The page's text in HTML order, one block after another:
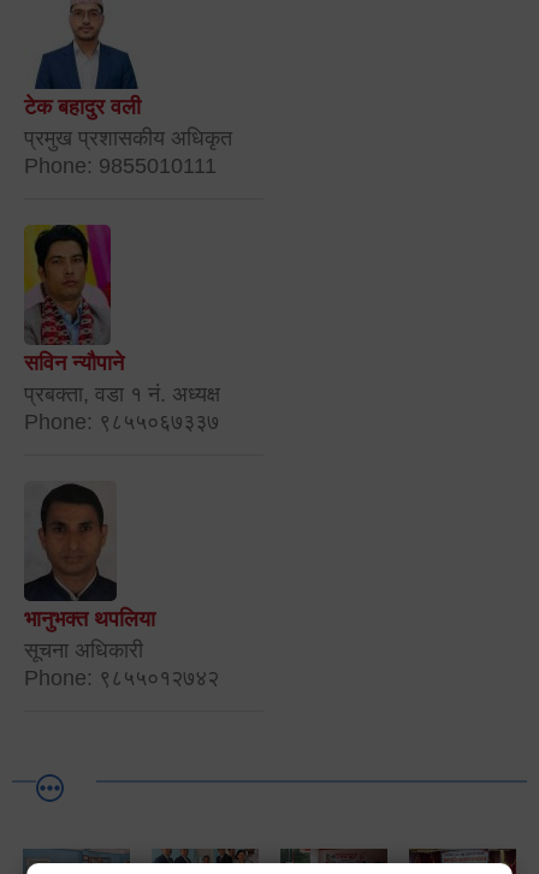
टेक बहादुर वली
प्रमुख प्रशासकीय अधिकृत
Phone: 9855010111
सविन न्यौपाने
प्रबक्ता, वडा १ नं. अध्यक्ष
Phone: ९८५५०६७३३७
भानुभक्त थपलिया
सूचना अधिकारी
Phone: ९८५५०१२७४२